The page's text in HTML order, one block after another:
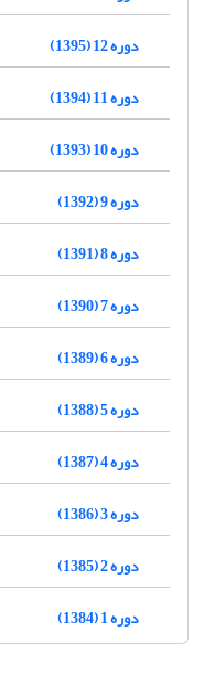
دوره 12 (1395)
دوره 11 (1394)
دوره 10 (1393)
دوره 9 (1392)
دوره 8 (1391)
دوره 7 (1390)
دوره 6 (1389)
دوره 5 (1388)
دوره 4 (1387)
دوره 3 (1386)
دوره 2 (1385)
دوره 1 (1384)